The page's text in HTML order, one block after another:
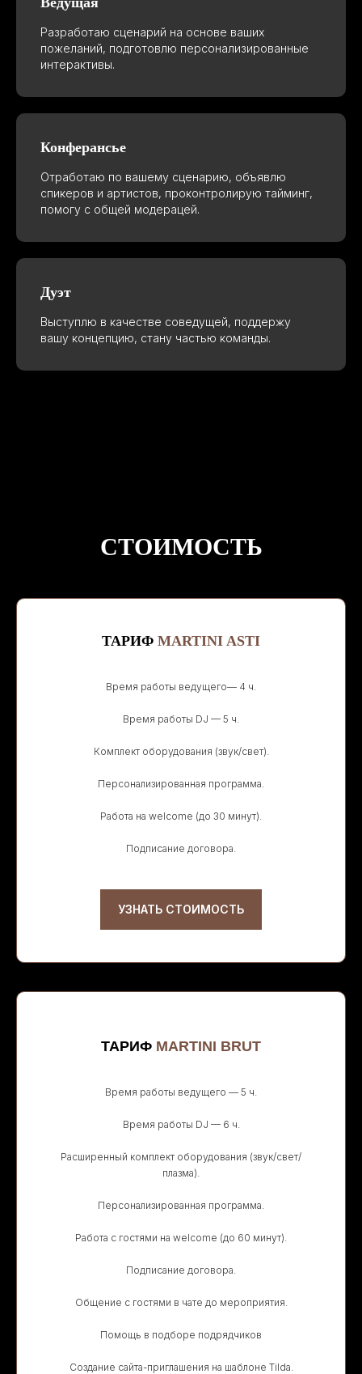
Разработаю сценарий на основе ваших
пожеланий, подготовлю персонализированные
интерактивы.
Конферансье
Отработаю по вашему сценарию, объявлю
спикеров и артистов, проконтролирую тайминг,
помогу с общей модерацей.
Дуэт
Выступлю в качестве соведущей, поддержу
вашу концепцию, стану частью команды.
СТОИМОСТЬ
ТАРИФ MARTINI ASTI
Время работы ведущего— 4 ч.
Время работы DJ — 5 ч.
Комплект оборудования (звук/свет).
Персонализированная программа.
Работа на welcome (до 30 минут).
Подписание договора.
УЗНАТЬ СТОИМОСТЬ
ТАРИФ MARTINI BRUT
Время работы ведущего — 5 ч.
Время работы DJ — 6 ч.
Расширенный комплект оборудования (звук/свет/
плазма).
Персонализированная программа.
Работа с гостями на welcome (до 60 минут).
Подписание договора.
Общение с гостями в чате до мероприятия.
Помощь в подборе подрядчиков
Создание сайта-приглашения на шаблоне Tilda.